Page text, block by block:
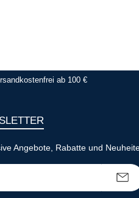
ab 100 €
Angebote, Rabatte und